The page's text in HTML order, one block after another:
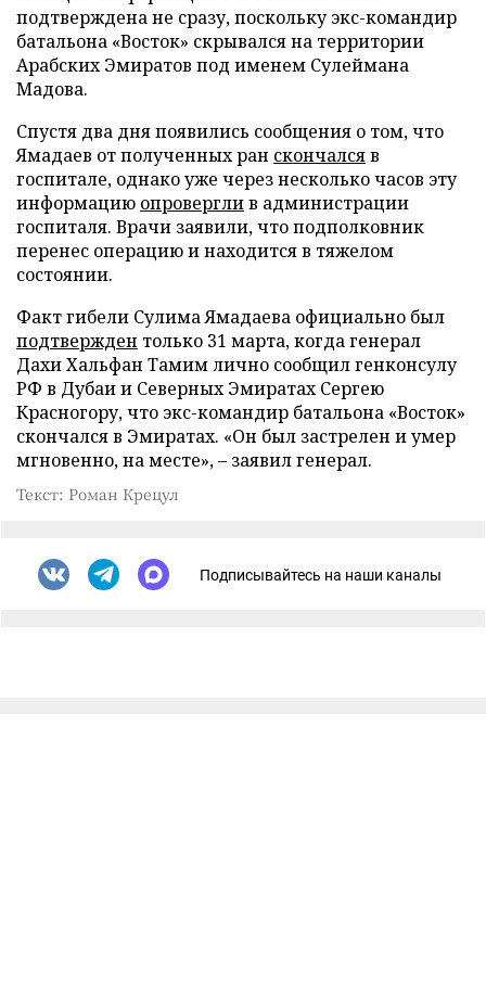
подтверждена не сразу, поскольку экс-командир
батальона «Восток» скрывался на территории
Арабских Эмиратов под именем Сулеймана
Мадова.
Спустя два дня появились сообщения о том, что
Ямадаев от полученных ран скончалсяв
госпитале, однако уже через несколько часов эту
информацию опроверглив администрации
госпиталя. Врачи заявили, что подполковник
перенес операцию и находится в тяжелом
состоянии.
Факт гибели Сулима Ямадаева официально был
подтвержден только 31 марта, когда генерал
Дахи Хальфан Тамим лично сообщил генконсулу
РФ в Дубаи и Северных Эмиратах Сергею
Красногору, что экс-командир батальона «Восток»
скончался в Эмиратах. «Он был застрелен и умер
мгновенно, на месте», – заявил генерал.
Текст: Роман Крецул
Подписывайтесь на наши каналы